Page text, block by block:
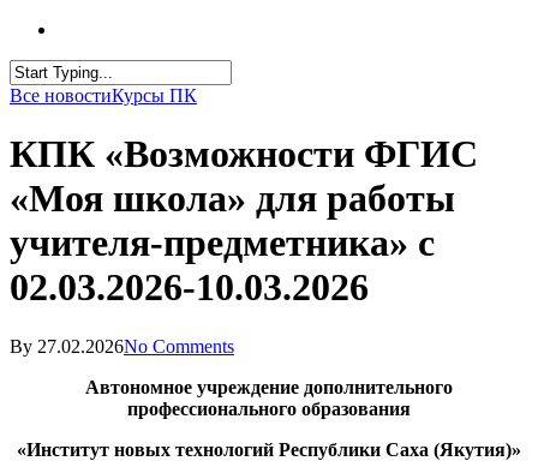
Все новостиКурсы ПК
КПК «Возможности ФГИС
«Моя школа» для работы
учителя-предметника» с
02.03.2026-10.03.2026
By 27.02.2026No Comments
Автономное учреждение дополнительного
профессионального образования
«Институт новых технологий Республики Саха (Якутия)»